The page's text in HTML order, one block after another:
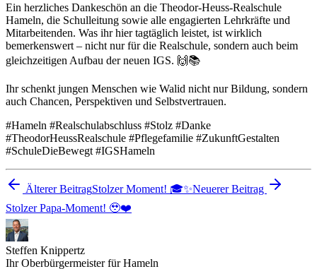
Ein herzliches Dankeschön an die Theodor-Heuss-Realschule
Hameln, die Schulleitung sowie alle engagierten Lehrkräfte und
Mitarbeitenden. Was ihr hier tagtäglich leistet, ist wirklich
bemerkenswert – nicht nur für die Realschule, sondern auch beim
gleichzeitigen Aufbau der neuen IGS. 🙌📚
Ihr schenkt jungen Menschen wie Walid nicht nur Bildung, sondern
auch Chancen, Perspektiven und Selbstvertrauen.
#Hameln #Realschulabschluss #Stolz #Danke
#TheodorHeussRealschule #Pflegefamilie #ZukunftGestalten
#SchuleDieBewegt #IGSHameln
Älterer BeitragStolzer Moment! 🎓✨Neuerer Beitrag
Stolzer Papa-Moment! 🥹❤️
Steffen Knippertz
Ihr Oberbürgermeister für Hameln